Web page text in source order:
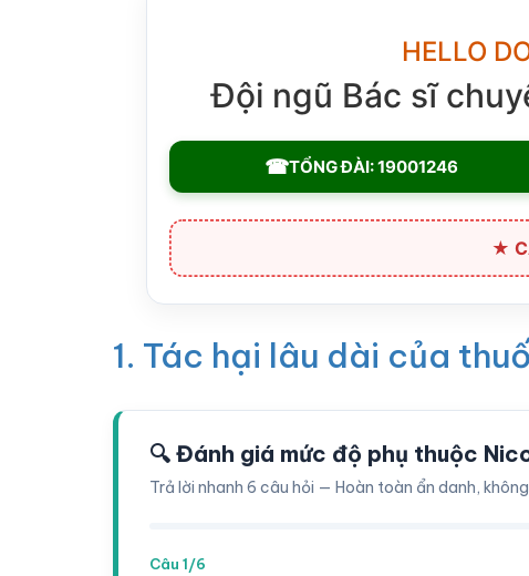
HELLO
Đội ngũ Bác sĩ
☎TỔNG ĐÀI: 19001246
★
1. Tác hại lâu dài của
🔍 Đánh giá mức độ phụ thuộc
Trả lời nhanh 6 câu hỏi — Hoàn toàn ẩn danh,
Câu 1/6